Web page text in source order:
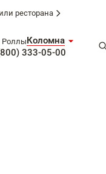
ресторана
РоллыКоломна
333-05-00